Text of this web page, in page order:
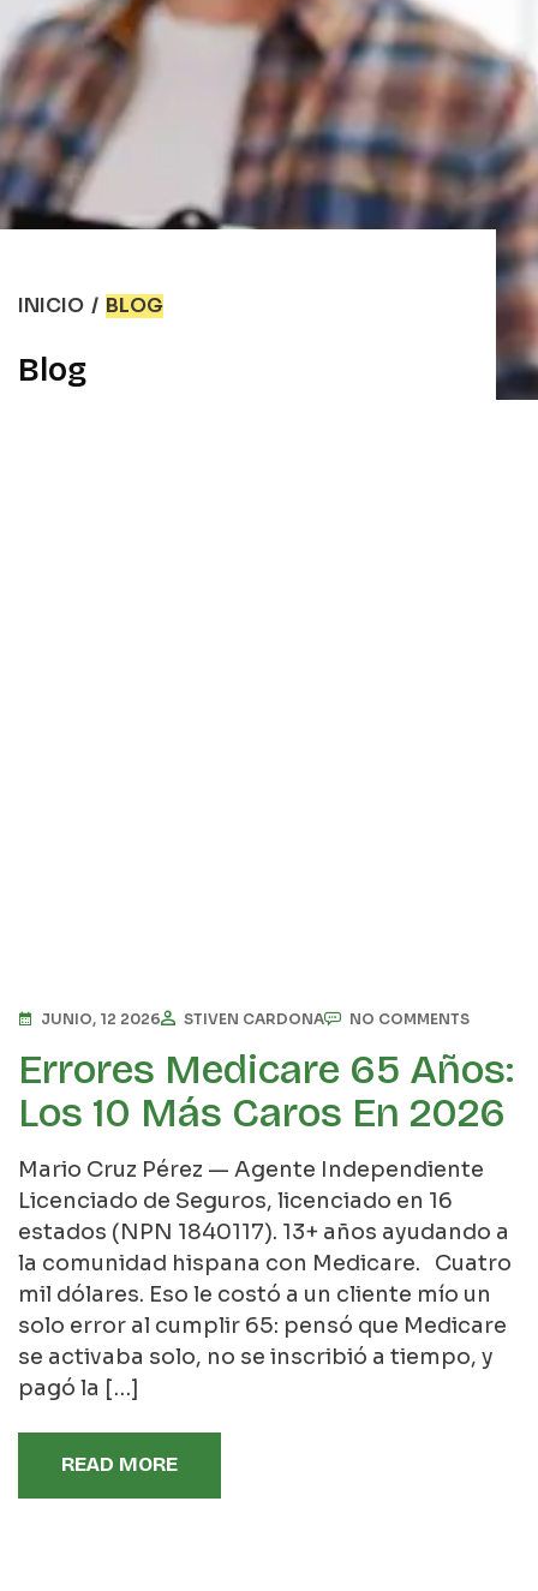
INICIO / BLOG
Blog
JUNIO, 12 2026 STIVEN CARDONA NO COMMENTS
Errores Medicare 65 Años:
Los 10 Más Caros En 2026
Mario Cruz Pérez — Agente Independiente
Licenciado de Seguros, licenciado en 16
estados (NPN 1840117). 13+ años ayudando a
la comunidad hispana con Medicare. Cuatro
mil dólares. Eso le costó a un cliente mío un
solo error al cumplir 65: pensó que Medicare
se activaba solo, no se inscribió a tiempo, y
pagó la […]
READ MORE